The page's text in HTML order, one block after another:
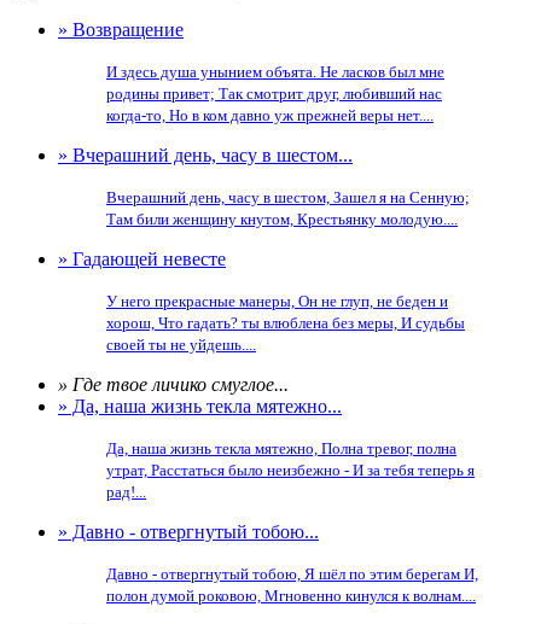
» Возвращение
И здесь душа унынием объята. Не ласков был мне
родины привет; Так смотрит друг, любивший нас
когда-то, Но в ком давно уж прежней веры нет....
» Вчерашний день, часу в шестом...
Вчерашний день, часу в шестом, Зашел я на Сенную;
Там били женщину кнутом, Крестьянку молодую....
» Гадающей невесте
У него прекрасные манеры, Он не глуп, не беден и
хорош, Что гадать? ты влюблена без меры, И судьбы
своей ты не уйдешь....
» Где твое личико смуглое...
» Да, наша жизнь текла мятежно...
Да, наша жизнь текла мятежно, Полна тревог, полна
утрат, Расстаться было неизбежно - И за тебя теперь я
рад!...
» Давно - отвергнутый тобою...
Давно - отвергнутый тобою, Я шёл по этим берегам И,
полон думой роковою, Мгновенно кинулся к волнам....